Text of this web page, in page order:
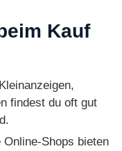
Kauf
findest du oft gut
Online-Shops bieten